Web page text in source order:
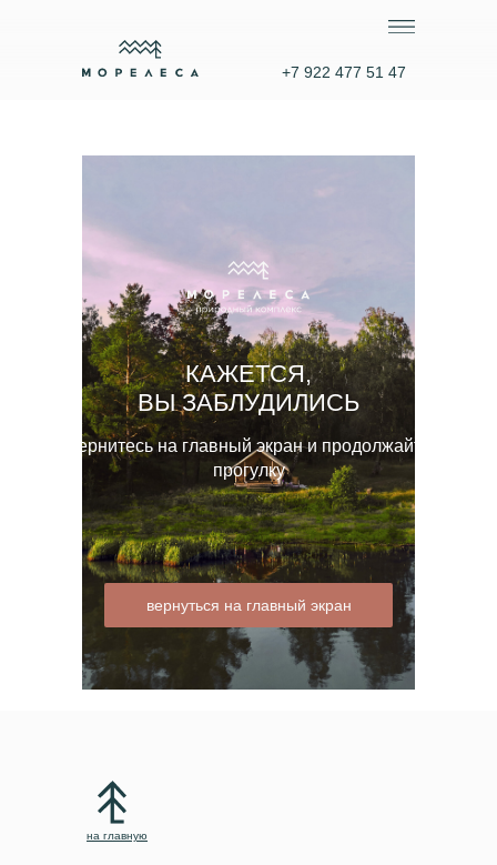
+7 922 477 51 47
баня
природа бар
КАЖЕТСЯ,
ВЫ ЗАБЛУДИЛИСЬ
Вернитесь на главный экран и продолжайте
прогулку
вернуться на главный экран
на главную